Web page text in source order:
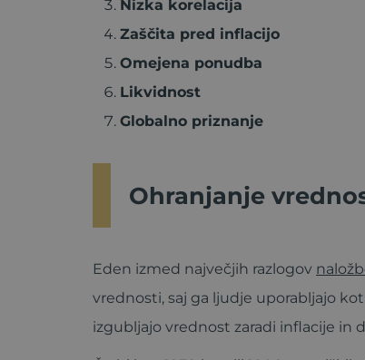
Nizka korelacija
Zaščita pred inflacijo
Omejena ponudba
Likvidnost
Globalno priznanje
Ohranjanje
Eden izmed največjih razlogov
vrednosti, saj ga ljudje uporabljajo
izgubljajo vrednost zaradi inflacije in